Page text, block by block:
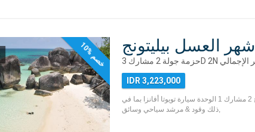
1
0
%
خ
ص
م
شهر العسل بيليتونج
IDR 3,223,000
حزمة جولة بيليتونج 2 مشارك 1 الوحدة سيارة تويوتا أفانزا بما في
ذلك وقود & مرشد سياحي وسائق,